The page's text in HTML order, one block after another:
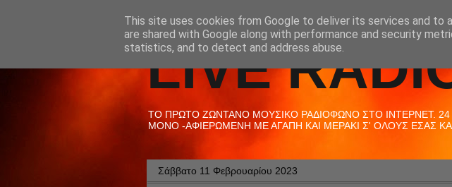
LIVE
ΤΟ ΠΡΩΤΟ ΖΩΝΤΑΝΟ ΜΟΥΣΙΚΟ ΡΑΔΙΟΦΩΝΟ ΣΤΟ ΙΝΤΕΡΝΕΤ. 24
ΜΟΝΟ -ΑΦΙΕΡΩΜΕΝΗ ΜΕ ΑΓΑΠΗ ΚΑΙ ΜΕΡΑΚΙ Σ' ΟΛΟΥΣ ΕΣΑΣ
Σάββατο 11 Φεβρουαρίου 2023
This site uses cookies from Google to deliver its services and to
are shared with Google along with performance and security
statistics, and to detect and address abuse.